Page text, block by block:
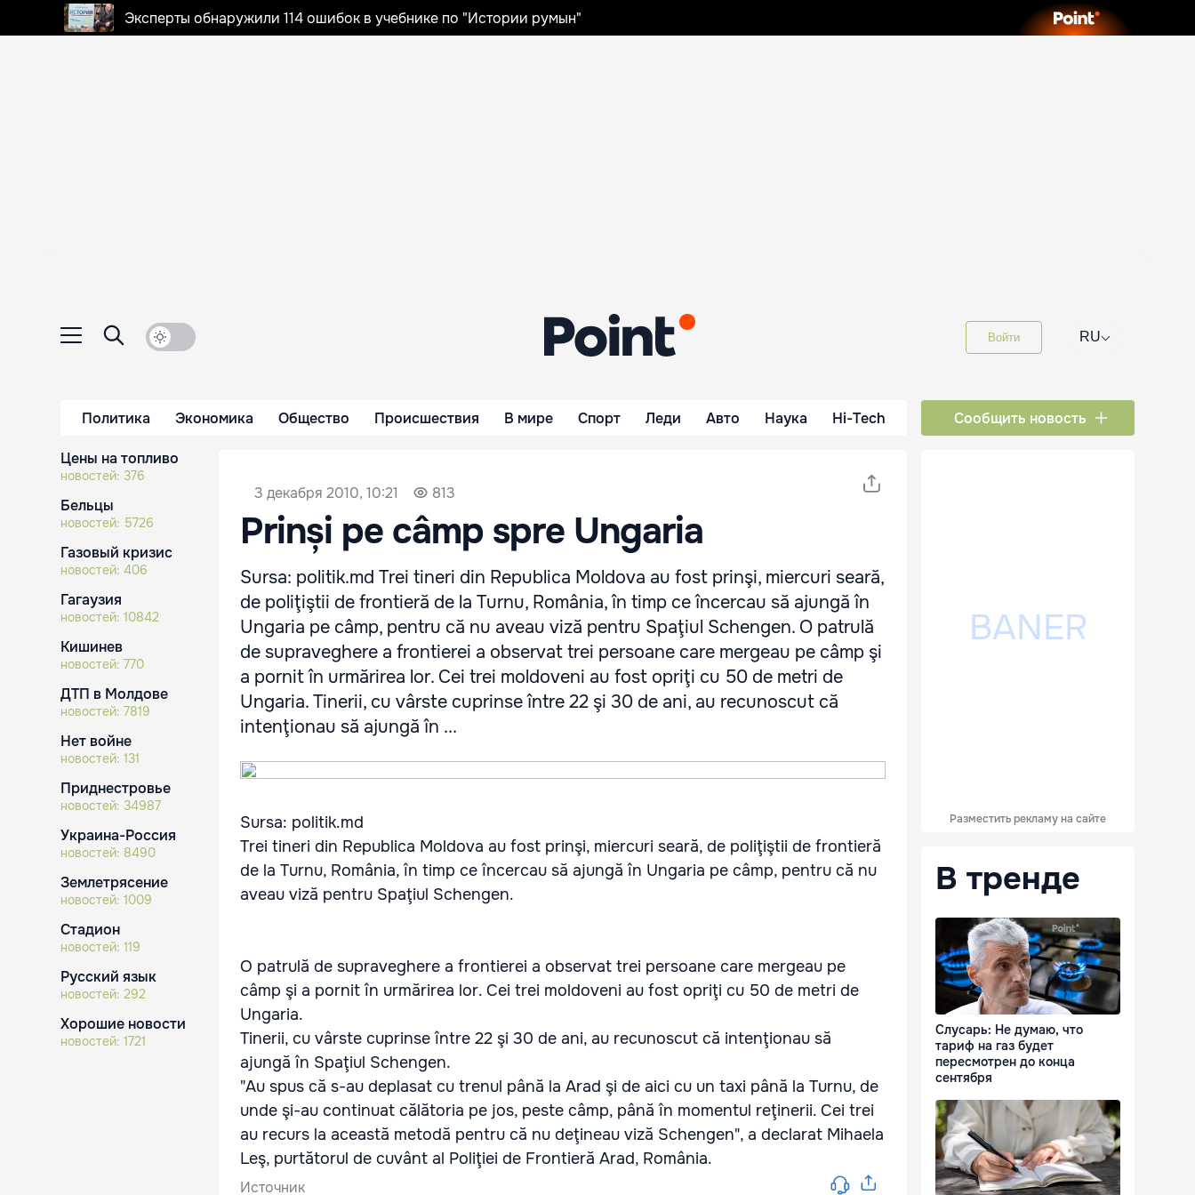
Эксперты обнаружили 114 ошибок в учебнике по "Истории румын"
Войти RU⌵
Политика Экономика Общество Происшествия В мире Спорт Леди Авто Наука Hi-Tech Сообщить новость
Цены на топливо
новостей: 376
Бельцы
новостей: 5726
Газовый кризис
новостей: 406
Гагаузия
новостей: 10842
Кишинев
новостей: 770
ДТП в Молдове
новостей: 7819
Нет войне
новостей: 131
Приднестровье
новостей: 34987
Украина-Россия
новостей: 8490
Землетрясение
новостей: 1009
Стадион
новостей: 119
Русский язык
новостей: 292
Хорошие новости
новостей: 1721
3 декабря 2010, 10:21 813
Prinși pe câmp spre Ungaria
Sursa: politik.md Trei tineri din Republica Moldova au fost prinşi, miercuri seară,
de poliţiştii de frontieră de la Turnu, România, în timp ce încercau să ajungă în
Ungaria pe câmp, pentru că nu aveau viză pentru Spaţiul Schengen. O patrulă
de supraveghere a frontierei a observat trei persoane care mergeau pe câmp şi
a pornit în urmărirea lor. Cei trei moldoveni au fost opriţi cu 50 de metri de
Ungaria. Tinerii, cu vârste cuprinse între 22 şi 30 de ani, au recunoscut că
intenţionau să ajungă în ...
Sursa: politik.md
Trei tineri din Republica Moldova au fost prinşi, miercuri seară, de poliţiştii de frontieră
de la Turnu, România, în timp ce încercau să ajungă în Ungaria pe câmp, pentru că nu
aveau viză pentru Spaţiul Schengen.
O patrulă de supraveghere a frontierei a observat trei persoane care mergeau pe
câmp şi a pornit în urmărirea lor. Cei trei moldoveni au fost opriţi cu 50 de metri de
Ungaria.
Tinerii, cu vârste cuprinse între 22 şi 30 de ani, au recunoscut că intenţionau să
ajungă în Spaţiul Schengen.
"Au spus că s-au deplasat cu trenul până la Arad şi de aici cu un taxi până la Turnu, de
unde şi-au continuat călătoria pe jos, peste câmp, până în momentul reţinerii. Cei trei
au recurs la această metodă pentru că nu deţineau viză Schengen", a declarat Mihaela
Leş, purtătorul de cuvânt al Poliţiei de Frontieră Arad, România.
Источник
Разместить рекламу на сайте
В тренде
Слусарь: Не думаю, что
тариф на газ будет
пересмотрен до конца
сентября